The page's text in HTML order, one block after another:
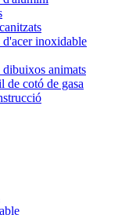
inoxidable
animats
de cotó de gasa